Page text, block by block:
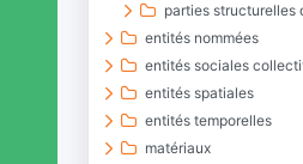
parties structurelles
entités nommées
entités sociales
entités spatiales
entités temporelles
matériaux